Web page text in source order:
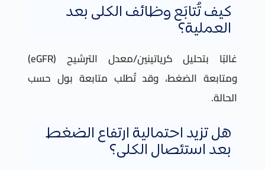
كيف تُتابَع وظائف الكلى بعد
العملية؟
غالبًا بتحليل كرياتينين/معدل الترشيح (eGFR)
ومتابعة الضغط، وقد تُطلب متابعة بول حسب
الحالة.
هل تزيد احتمالية ارتفاع الضغط
بعد استئصال الكلى؟